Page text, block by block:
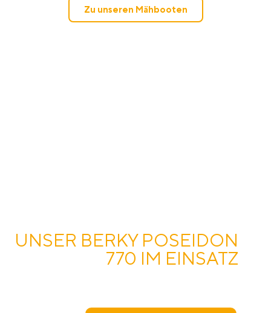
Zu unseren Mähbooten
UNSER BERKY POSEIDON
770 IM EINSATZ